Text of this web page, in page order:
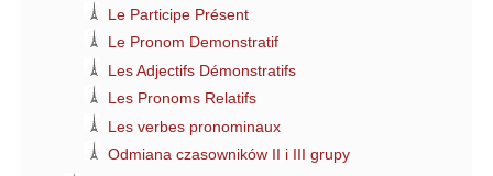
Le Participe Présent
Le Pronom Demonstratif
Les Adjectifs Démonstratifs
Les Pronoms Relatifs
Les verbes pronominaux
Odmiana czasowników II i III grupy